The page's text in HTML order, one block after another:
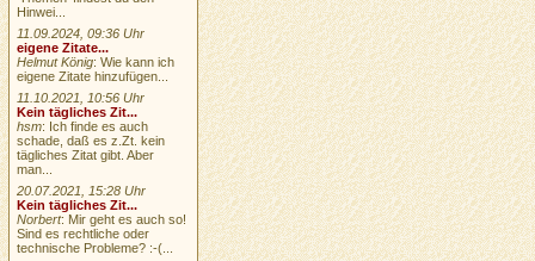
Hinwei...
11.09.2024, 09:36 Uhr
eigene Zitate...
Helmut König: Wie kann ich
eigene Zitate hinzufügen...
11.10.2021, 10:56 Uhr
Kein tägliches Zit...
hsm: Ich finde es auch
schade, daß es z.Zt. kein
tägliches Zitat gibt. Aber
man...
20.07.2021, 15:28 Uhr
Kein tägliches Zit...
Norbert: Mir geht es auch so!
Sind es rechtliche oder
technische Probleme? :-(...